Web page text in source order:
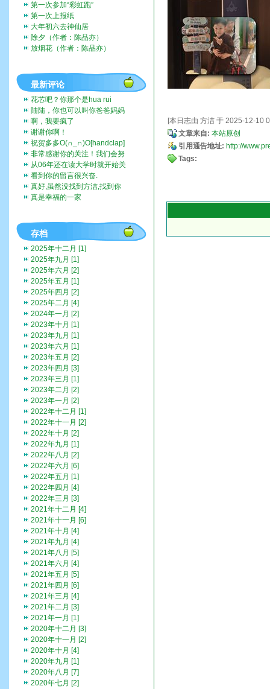
[本日志由 方洁 于 2025-12-10
文章来自: 本站原创
引用通告地址: http://
Tags:
第一次参加“彩虹跑”
第一次上报纸
大年初六去神仙居
除夕（作者：陈品亦）
放烟花（作者：陈品亦）
最新评论
花芯吧？你那个是hua rui
陆陆，你也可以叫你爸爸妈妈
带你去啊。挺好玩的。
啊，我要疯了
谢谢你啊！
祝贺多多O(∩_∩)O[handclap]
[flo...
非常感谢你的关注！我们会努
力一直记录下去的。我们也...
从06年还在读大学时就开始关
注这个博客，而现在我也...
看到你的留言很兴奋.
真好,虽然没找到方洁,找到你
们全家福,让人挺兴奋的...
真是幸福的一家
存档
2025年十二月 [1]
2025年九月 [1]
2025年六月 [2]
2025年五月 [1]
2025年四月 [2]
2025年二月 [4]
2024年一月 [2]
2023年十月 [1]
2023年九月 [1]
2023年六月 [1]
2023年五月 [2]
2023年四月 [3]
2023年三月 [1]
2023年二月 [2]
2023年一月 [2]
2022年十二月 [1]
2022年十一月 [2]
2022年十月 [2]
2022年九月 [1]
2022年八月 [2]
2022年六月 [6]
2022年五月 [1]
2022年四月 [4]
2022年三月 [3]
2021年十二月 [4]
2021年十一月 [6]
2021年十月 [4]
2021年九月 [4]
2021年八月 [5]
2021年六月 [4]
2021年五月 [5]
2021年四月 [6]
2021年三月 [4]
2021年二月 [3]
2021年一月 [1]
2020年十二月 [3]
2020年十一月 [2]
2020年十月 [4]
2020年九月 [1]
2020年八月 [7]
2020年七月 [2]